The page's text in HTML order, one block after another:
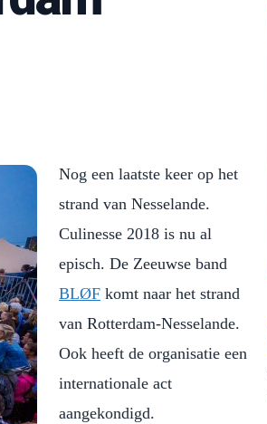
Nog een laatste keer op het
strand van Nesselande.
Culinesse 2018 is nu al
episch. De Zeeuwse band
BLØF komt naar het strand
van Rotterdam-Nesselande.
Ook heeft de organisatie een
internationale act
aangekondigd.